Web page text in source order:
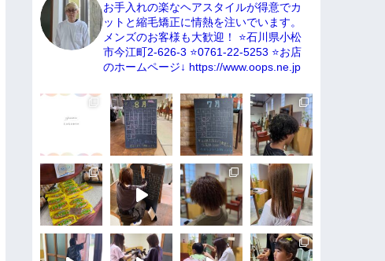
お手入れの楽なヘアスタイルが得意でカ
ットと縮毛矯正に情熱を注いでいます。
メンズのお客様も大歓迎！
⭐️石川県小松
市今江町2-626-3 ⭐️0761-22-5253 ⭐️お店
のホームページ↓ https://www.oops.ne.jp